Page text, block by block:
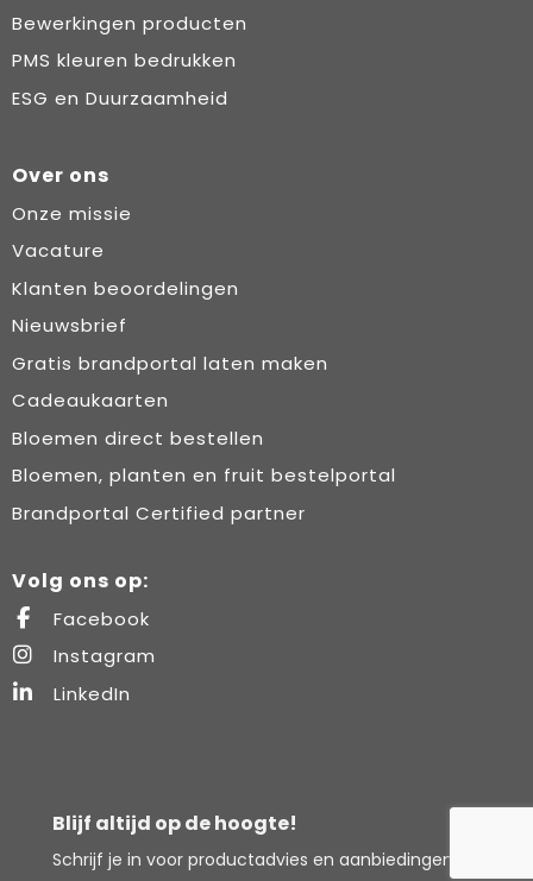
Bewerkingen producten
PMS kleuren bedrukken
ESG en Duurzaamheid
Over ons
Onze missie
Vacature
Klanten beoordelingen
Nieuwsbrief
Gratis brandportal laten maken
Cadeaukaarten
Bloemen direct bestellen
Bloemen, planten en fruit bestelportal
Brandportal Certified partner
Volg ons op:
Facebook
Instagram
LinkedIn
Blijf altijd op de hoogte!
Schrijf je in voor productadvies en aanbiedingen.